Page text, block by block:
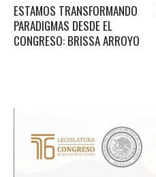
ESTAMOS TRANSFORMANDO
PARADIGMAS DESDE EL
CONGRESO: BRISSA ARROYO